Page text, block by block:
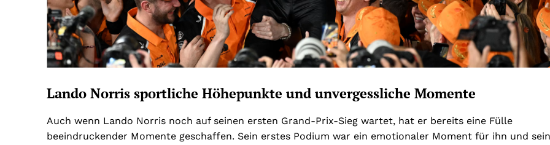
Lando Norris sportliche Höhepunkte und unvergessliche Momente
Auch wenn Lando Norris noch auf seinen ersten Grand-Prix-Sieg wartet, hat er bereits eine Fülle
beeindruckender Momente geschaffen. Sein erstes Podium war ein emotionaler Moment für ihn und sein